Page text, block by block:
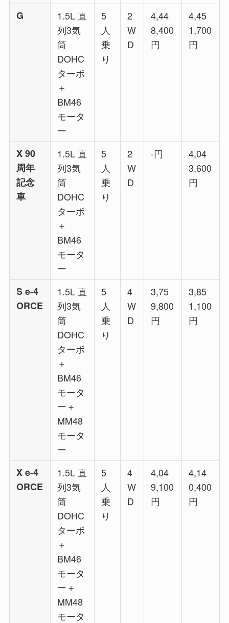
G
1.5L 直
列3気
筒
DOHC
ターボ
＋
BM46
モータ
ー
5
人
乗
り
2
W
D
4,44
8,400
円
4,45
1,700
円
X 90
周年
記念
車
1.5L 直
列3気
筒
DOHC
ターボ
＋
BM46
モータ
ー
5
人
乗
り
2
W
D
-円
4,04
3,600
円
S e-4
ORCE
1.5L 直
列3気
筒
DOHC
ターボ
＋
BM46
モータ
ー＋
MM48
モータ
ー
5
人
乗
り
4
W
D
3,75
9,800
円
3,85
1,100
円
X e-4
ORCE
1.5L 直
列3気
筒
DOHC
ターボ
＋
BM46
モータ
ー＋
MM48
モータ
5
人
乗
り
4
W
D
4,04
9,100
円
4,14
0,400
円